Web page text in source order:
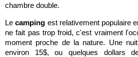
chambre double.
Lecamping est relativement populaire
ne fait pas trop froid, c'est vraiment
moment proche de la nature. Une
environ 15$, ou quelques dollars